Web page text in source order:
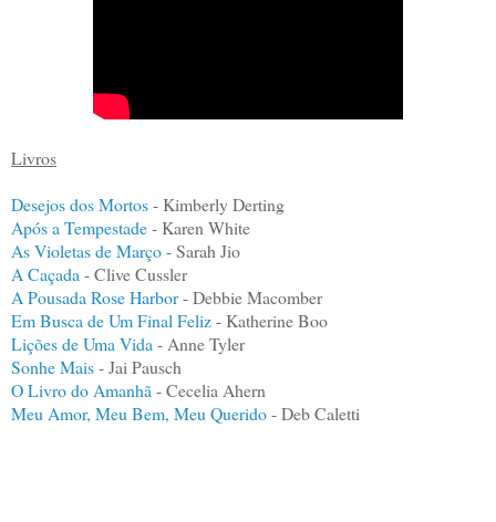
Livros
Desejos dos Mortos- Kimberly Derting
Após a Tempestade- Karen White
As Violetas de Março- Sarah Jio
A Caçada - Clive Cussler
A Pousada Rose Harbor- Debbie Macomber
Em Busca de Um Final Feliz- Katherine Boo
Lições de Uma Vida - Anne Tyler
Sonhe Mais- Jai Pausch
O Livro do Amanhã - Cecelia Ahern
Meu Amor, Meu Bem, Meu Querido- Deb Caletti